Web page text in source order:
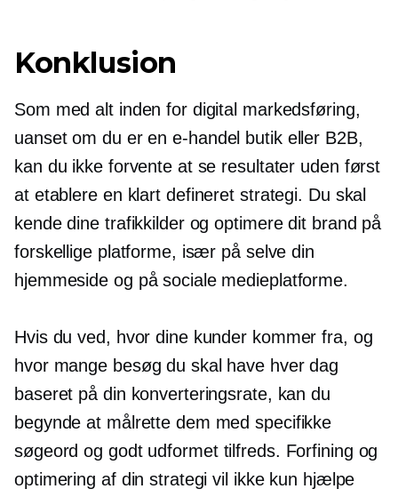
Konklusion
Som med alt inden for digital markedsføring,
uanset om du er ene-handel butik eller B2B,
kan du ikke forvente at se resultater uden først
at etablere en klart defineret strategi. Du skal
kende dine trafikkilder og optimere dit brand på
forskellige platforme, især på selve din
hjemmeside og på sociale medieplatforme.
Hvis du ved, hvor dine kunder kommer fra, og
hvor mange besøg du skal have hver dag
baseret på din konverteringsrate, kan du
begynde at målrette dem med specifikke
søgeord og godt udformettilfreds. Forfining og
optimering af din strategi vil ikke kun hjælpe